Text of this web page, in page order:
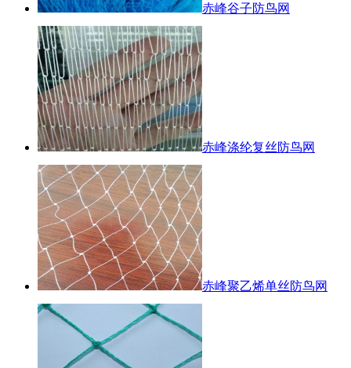
赤峰谷子防鸟网
赤峰涤纶复丝防鸟网
赤峰聚乙烯单丝防鸟网